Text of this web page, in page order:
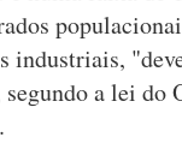
industriais,
a lei do